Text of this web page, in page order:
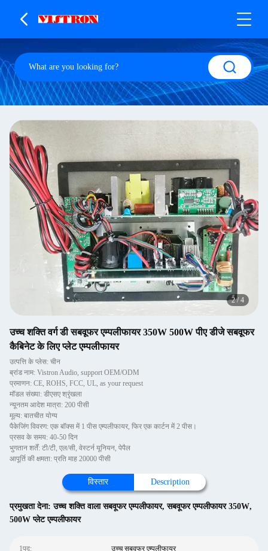
2/4
उच्च शक्ति वर्ग डी सबवूफर एम्पलीफायर 350W 500W पीए डीजे सबवूफर
कैबिनेट के लिए प्लेट एम्पलीफायर
उत्पत्ति के प्लेस: चीन
ब्रांड नाम: Vistron Audio, support OEM/ODM
प्रमाणन: CE, ROHS, FCC, UL, as your request
मॉडल संख्या: डीएसए श्रृंखला
न्यूनतम आदेश मात्रा: 200 पीसी
मूल्य: बातचीत योग्य
पैकेजिंग विवरण: एक बॉक्स में 1 पीस एम्पलीफायर, फिर एक कार्टन में 2 पीस।
प्रसव के समय: 40-50 दिन
भुगतान शर्तें: टी/टी, एल/सी, वेस्टर्न यूनियन, पेपैल
आपूर्ति की क्षमता: प्रति माह 20000 पीसी
विस्तार Description
प्रमुखता देना:उच्च शक्ति वाला सबवूफर एम्पलीफायर,सबवूफर एम्पलीफायर 350W,
500W प्लेट एम्पलीफायर
1पद: उच्च सबवूफर एम्पलीफायर